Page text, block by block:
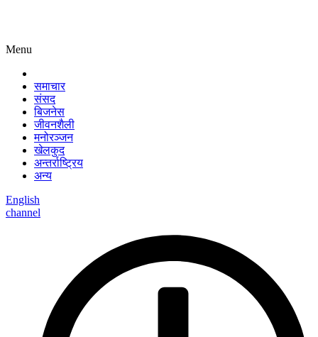
Menu
समाचार
संसद
बिजनेस
जीवनशैली
मनोरञ्जन
खेलकुद
अन्तर्राष्ट्रिय
अन्य
English
channel